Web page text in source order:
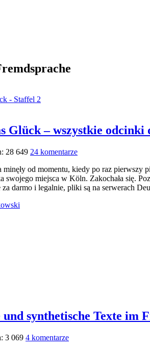
Glück – wszystkie odcinki
28 649 24 komentarze
minęły od momentu, kiedy po raz pierwszy
swojego miejsca w Köln. Zakochała się.
za darmo i legalnie, pliki są na serwerach
und synthetische Texte im
3 069 4 komentarze